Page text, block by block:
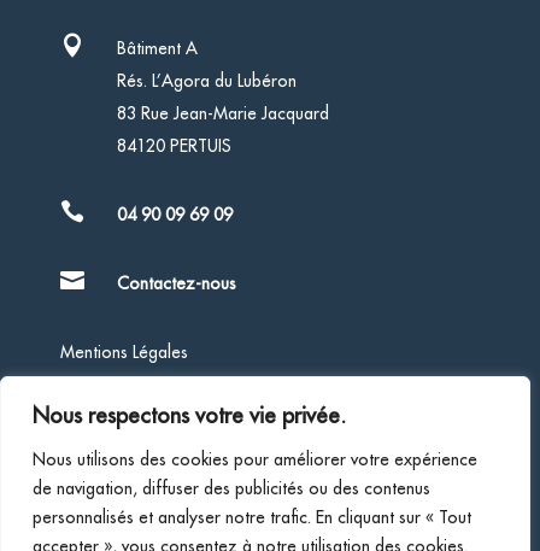
Nous respectons votre vie privée.
Nous utilisons des cookies pour améliorer votre expérience
de navigation, diffuser des publicités ou des contenus
personnalisés et analyser notre trafic. En cliquant sur « Tout
accepter », vous consentez à notre utilisation des cookies.

Bâtiment A
Rés. L’Agora du Lubéron
83 Rue Jean-Marie Jacquard
84120 PERTUIS
 04 90 09 69 09
 Contactez-nous
Mentions Légales
Politique de Confidentialité
Société d’expertise comptable inscrite au tableau de
l’Ordre des Experts-Comptables de la région de Marseille